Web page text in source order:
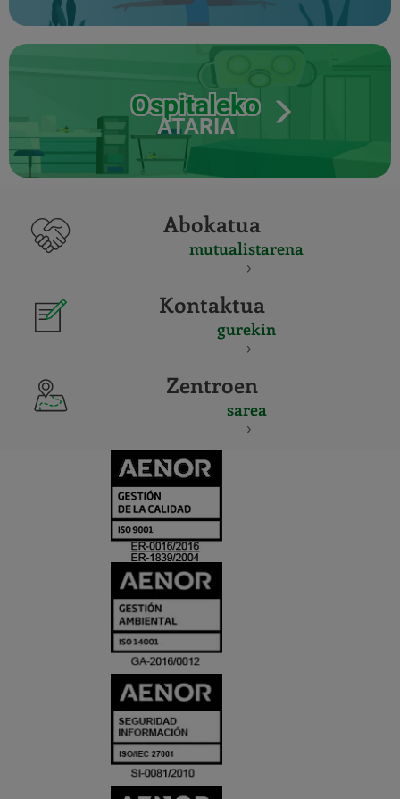
Ospitaleko
ATARIA
Abokatua
mutualistarena
Kontaktua
gurekin
Zentroen
sarea